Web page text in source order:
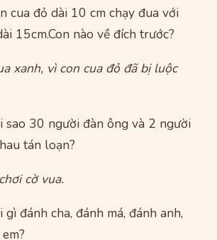
cua đỏ dài 10 cm chạy đua với
15cm.Con nào về đích trước?
xanh, vì con cua đỏ đã bị luộc
sao 30 người đàn ông và 2 người
tán loạn?
cờ vua.
gì đánh cha, đánh má, đánh anh,